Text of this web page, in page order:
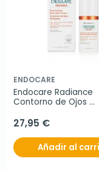
ENDOCARE
Endocare Radiance
Contorno de Ojos
27,95 €
Añadir al